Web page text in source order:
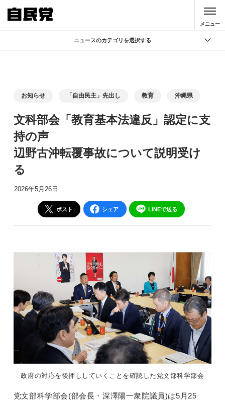
メニュー
ニュースのカテゴリを選択する
記者会見
お知らせ 「自由民主」先出し 教育 沖縄県
文科部会「教育基本法違反」認定に支
持の声
辺野古沖転覆事故について説明受け
る
2026年5月26日
ポスト シェア LINEで送る
政府の対応を後押ししていくことを確認した党文部科学部会
党文部科学部会(部会長・深澤陽一衆院議員)は5月25